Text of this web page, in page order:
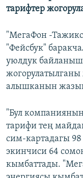
тарифтер
"МегаФон -
"Фейсбук"
уюлдук
алышканын
"Бул
тарифи тең
сим-картадагы 98
экинчиси 64
кымбаттады.